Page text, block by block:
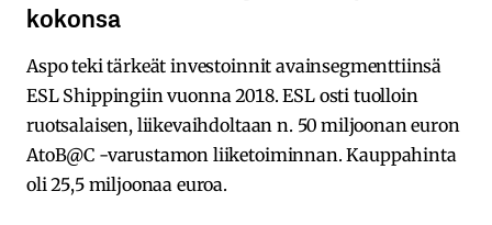
kokonsa
Aspo teki tärkeät investoinnit avainsegmenttiinsä
ESL Shippingiin vuonna 2018. ESL osti tuolloin
ruotsalaisen, liikevaihdoltaan n. 50 miljoonan euron
AtoB@C -varustamon liiketoiminnan. Kauppahinta
oli 25,5 miljoonaa euroa.